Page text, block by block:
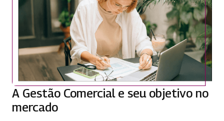
A Gestão Comercial e seu objetivo no
mercado